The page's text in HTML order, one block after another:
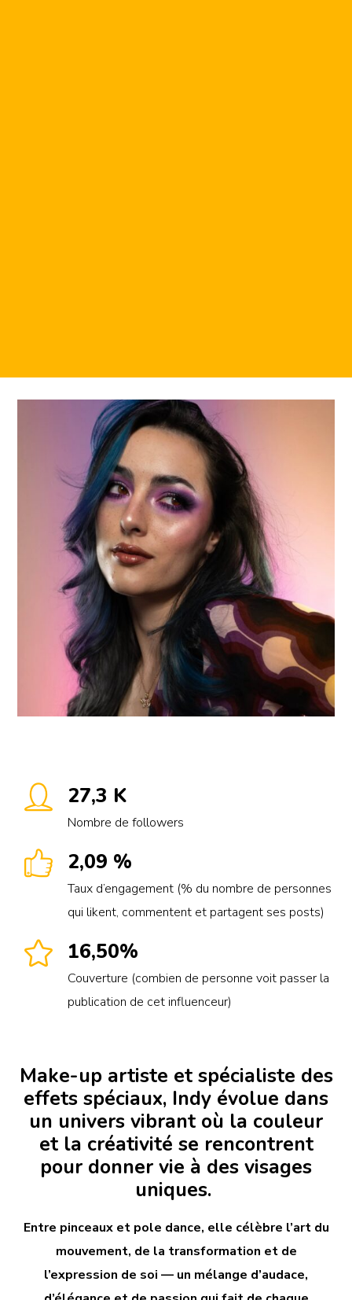
27,3 K
Nombre de followers
2,09 %
Taux d’engagement (% du nombre de personnes
qui likent, commentent et partagent ses posts)
16,50%
Couverture (combien de personne voit passer la
publication de cet influenceur)
Make-up artiste et spécialiste des
effets spéciaux, Indy évolue dans
un univers vibrant où la couleur
et la créativité se rencontrent
pour donner vie à des visages
uniques.
Entre pinceaux et pole dance, elle célèbre l’art du
mouvement, de la transformation et de
l’expression de soi — un mélange d’audace,